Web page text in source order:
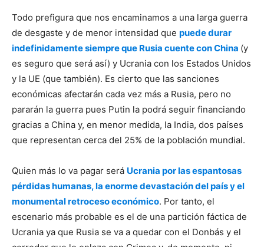
Todo prefigura que nos encaminamos a una larga guerra
de desgaste y de menor intensidad que puede durar
indefinidamente siempre que Rusia cuente con China (y
es seguro que será así) y Ucrania con los Estados Unidos
y la UE (que también). Es cierto que las sanciones
económicas afectarán cada vez más a Rusia, pero no
pararán la guerra pues Putin la podrá seguir financiando
gracias a China y, en menor medida, la India, dos países
que representan cerca del 25% de la población mundial.
Quien más lo va pagar será Ucrania por las espantosas
pérdidas humanas, la enorme devastación del país y el
monumental retroceso económico. Por tanto, el
escenario más probable es el de una partición fáctica de
Ucrania ya que Rusia se va a quedar con el Donbás y el